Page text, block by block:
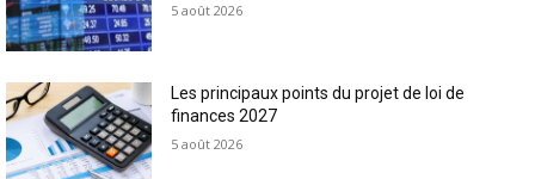
5 août 2026
Les principaux points du projet de loi de
finances 2027
5 août 2026